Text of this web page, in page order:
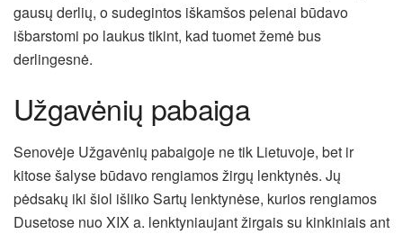
gausų derlių, o sudegintos iškamšos pelenai būdavo
išbarstomi po laukus tikint, kad tuomet žemė bus
derlingesnė.
Užgavėnių pabaiga
Senovėje Užgavėnių pabaigoje ne tik Lietuvoje, bet ir
kitose šalyse būdavo rengiamos žirgų lenktynės. Jų
pėdsakų iki šiol išliko Sartų lenktynėse, kurios rengiamos
Dusetose nuo XIX a. lenktyniaujant žirgais su kinkiniais ant